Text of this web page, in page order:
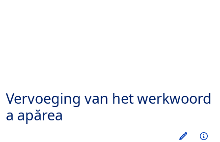
Vervoeging van het werkwoord
a apărea
Oefen